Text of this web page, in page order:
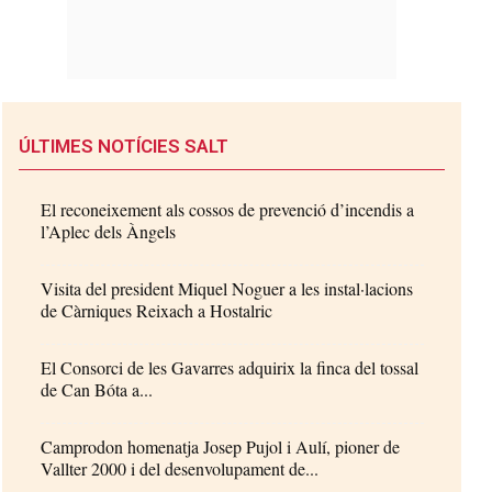
ÚLTIMES NOTÍCIES SALT
El reconeixement als cossos de prevenció d’incendis a
l’Aplec dels Àngels
Visita del president Miquel Noguer a les instal·lacions
de Càrniques Reixach a Hostalric
El Consorci de les Gavarres adquirix la finca del tossal
de Can Bóta a...
Camprodon homenatja Josep Pujol i Aulí, pioner de
Vallter 2000 i del desenvolupament de...